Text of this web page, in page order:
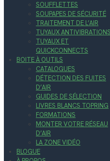
SOUFFLETTES
SOUPAPES DE SÉCURITÉ
TRAITEMENT DE L’AIR
TUYAUX ANTIVIBRATIONS
TUYAUX ET
QUICKCONNECTS
BOITE À OUTILS
CATALOGUES
DÉTECTION DES FUITES
D’AIR
GUIDES DE SÉLECTION
LIVRES BLANCS TOPRING
FORMATIONS
MONTER VOTRE RÉSEAU
D’AIR
LA ZONE VIDÉO
BLOGUE